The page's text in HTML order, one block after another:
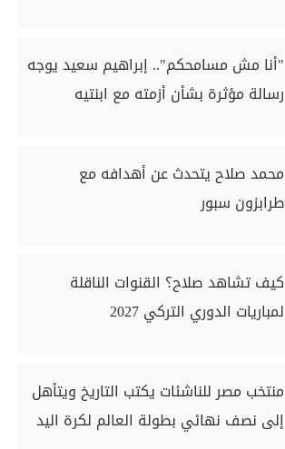
"أنا مش مسامحكم".. إبراهيم سعيد يوجه
رسالة مؤثرة بشأن أزمته مع ابنتيه
محمد صلاح يتحدث عن أهدافه مع
طرابزون سبور
كيف تشاهد صلاح؟ القنوات الناقلة
لمباريات الدوري التركي 2027
منتخب مصر للناشئات يكتب التاريخ ويتأهل
إلى نصف نهائي بطولة العالم لكرة اليد